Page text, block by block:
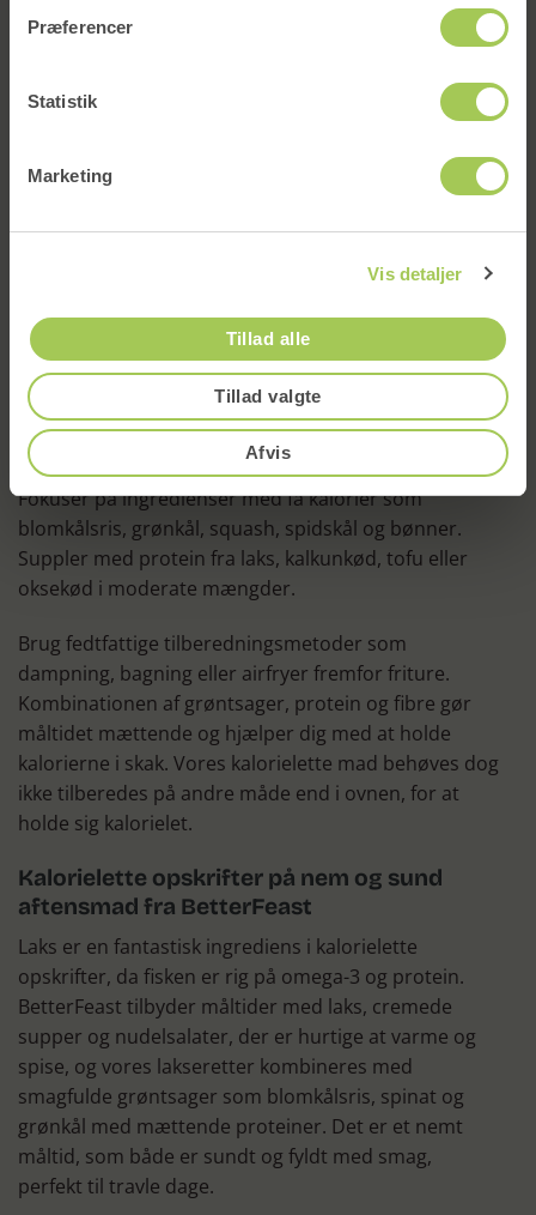
Præferencer
Statistik
Marketing
Vis detaljer
Tillad alle
Tillad valgte
Afvis
Vores færdigtilberedte måltider sikrer, at du får en
er afmålt til at være kalorielette og fyldt med fibre,
vitaminer og protein. BetterFeast gør det altså nemt
at holde styr på kalorierne, samtidig med at du får
variation i hverdagsmaden. Konceptet er fleksibelt,
Hvordan kan du holde aftensmaden under
500 kcal?
At holde aftensmaden under 500 kalorier kræver lidt
planlægning, men det behøver ikke være svært.
Fokuser på ingredienser med få kalorier som
blomkålsris, grønkål, squash, spidskål og bønner.
Suppler med protein fra laks, kalkunkød, tofu eller
oksekød i moderate mængder.
Brug fedtfattige tilberedningsmetoder som
dampning, bagning eller airfryer fremfor friture.
Kombinationen af grøntsager, protein og fibre gør
måltidet mættende og hjælper dig med at holde
kalorierne i skak. Vores kalorielette mad behøves dog
ikke tilberedes på andre måde end i ovnen, for at
holde sig kalorielet.
Kalorielette opskrifter på nem og sund
aftensmad fra BetterFeast
Laks er en fantastisk ingrediens i kalorielette
opskrifter, da fisken er rig på omega-3 og protein.
BetterFeast tilbyder måltider med laks, cremede
supper og nudelsalater, der er hurtige at varme og
spise, og vores lakseretter kombineres med
smagfulde grøntsager som blomkålsris, spinat og
grønkål med mættende proteiner. Det er et nemt
måltid, som både er sundt og fyldt med smag,
perfekt til travle dage.
vores konkurrence om at vinde en gratis